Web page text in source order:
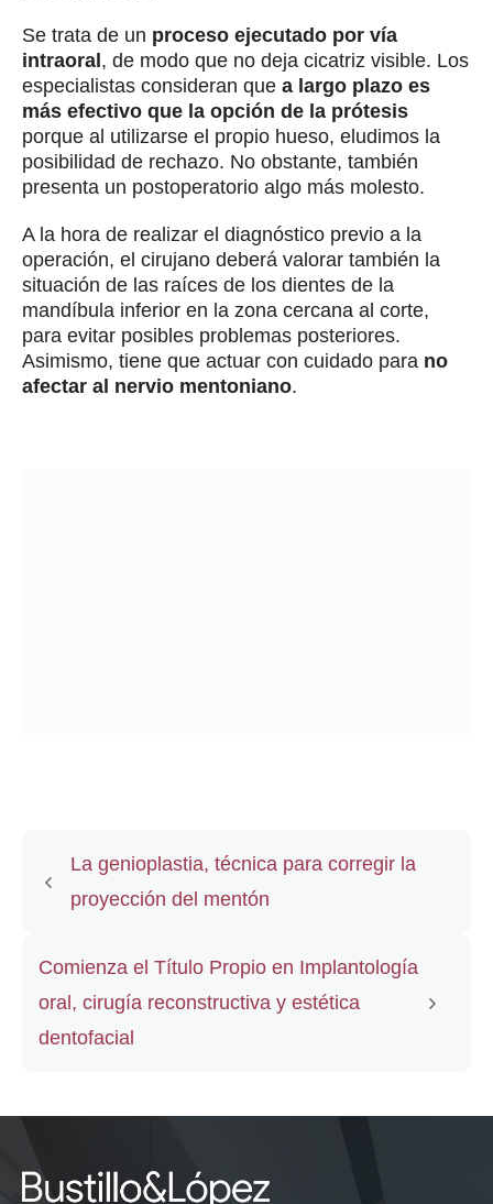
Se trata de un proceso ejecutado por vía
intraoral, de modo que no deja cicatriz visible. Los
especialistas consideran que a largo plazo es
más efectivo que la opción de la prótesis
porque al utilizarse el propio hueso, eludimos la
posibilidad de rechazo. No obstante, también
presenta un postoperatorio algo más molesto.
A la hora de realizar el diagnóstico previo a la
operación, el cirujano deberá valorar también la
situación de las raíces de los dientes de la
mandíbula inferior en la zona cercana al corte,
para evitar posibles problemas posteriores.
Asimismo, tiene que actuar con cuidado para no
afectar al nervio mentoniano.
La genioplastia, técnica para corregir la
proyección del mentón
Comienza el Título Propio en Implantología
oral, cirugía reconstructiva y estética
dentofacial